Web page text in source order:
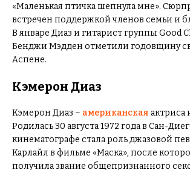
«Маленькая птичка шепнула мне».
встречен поддержкой членов семьи и
В январе Диаз и гитарист группы Good
Бенджи Мэдден отметили годовщину
Аспене.
Кэмерон Диаз
Кэмерон Диаз – американская актриса
Родилась 30 августа 1972 года в Сан-
кинематографе стала роль джазовой
Карлайл в фильме «Маска», после
получила звание общепризнанного